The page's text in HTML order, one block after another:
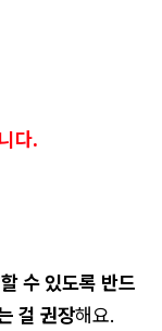
다.
수 있도록 반드
걸 권장해요.